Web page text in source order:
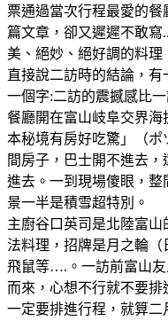
票通過當次行程最愛的
篇文章，卻又遲遲不敢寫
美、絕妙、絕好調的料
直接說二訪時的結論，
一個字:二訪的震撼感比一
餐廳開在富山岐阜交界海
本秘境有房好吃驚」（
間房子，巴士開不進去
進去。一到現場傻眼，
景一半是積雪超特別。
主廚谷口英司是北陸富山
法料理，招牌是月之輪（
飛鼠等….。一訪前富山
而來，心想不行就不要
一定要排進行程，就算